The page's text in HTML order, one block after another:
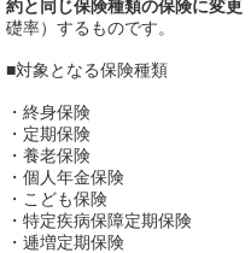
約と同じ保険種類の保険に変更
礎率）するものです。
■対象となる保険種類
・終身保険
・定期保険
・養老保険
・個人年金保険
・こども保険
・特定疾病保障定期保険
・逓増定期保険